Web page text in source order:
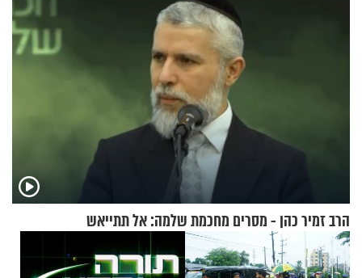
הרב זמיר כהן - מסרים מחכמת שלמה: אל תתייאש